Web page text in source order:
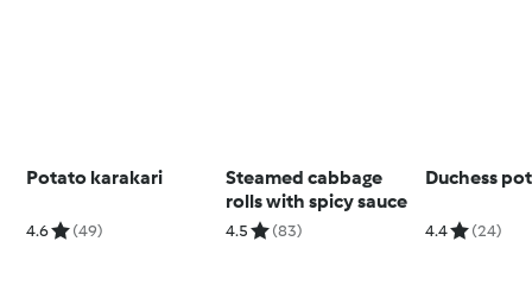
Potato karakari
4.6 (49)
Steamed cabbage
rolls with spicy sauce
4.5 (83)
Duchess
4.4 (24)